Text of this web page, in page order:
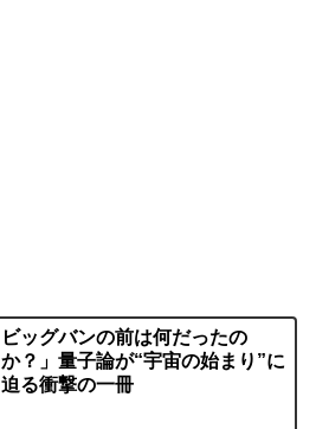
ビッグバンの前は何だったの
か？」量子論が“宇宙の始まり”に
迫る衝撃の一冊